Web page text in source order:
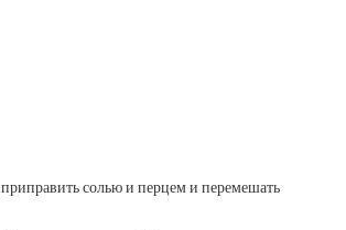
солью и перцем и перемешать